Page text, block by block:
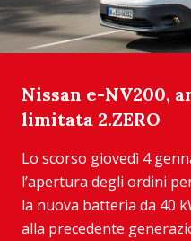
Nissan e-NV200,
limitata 2.ZERO
Lo scorso giovedì 4
l’apertura degli ordini
la nuova batteria da 40
alla precedente